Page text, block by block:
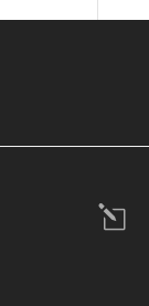
l